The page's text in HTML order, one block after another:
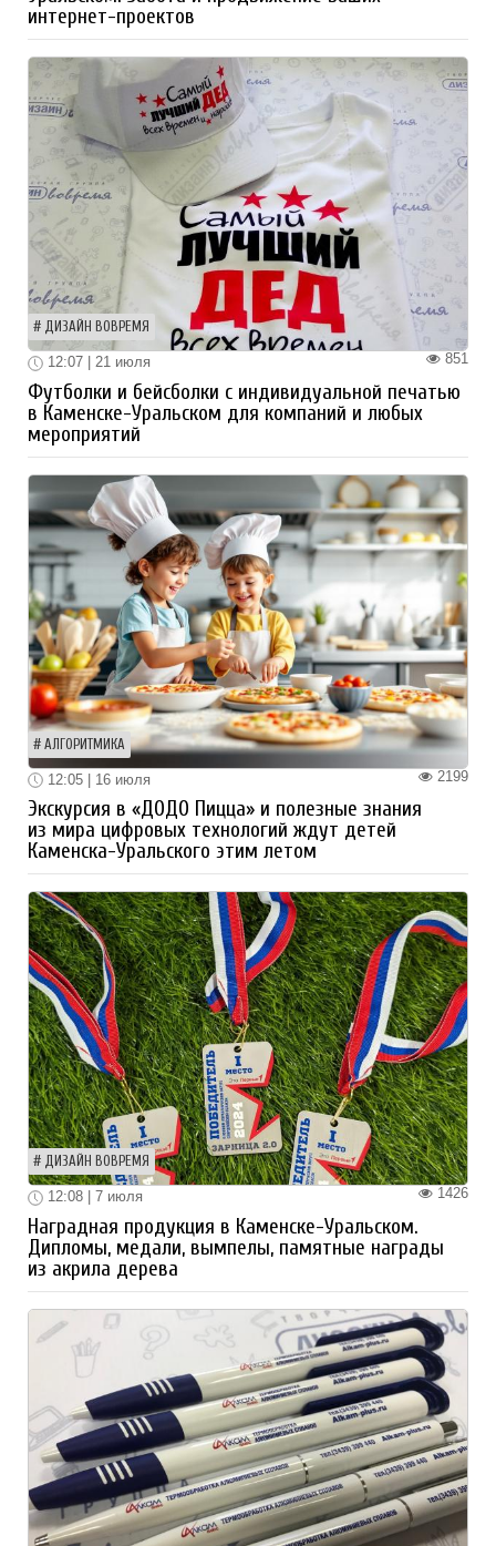
интернет-проектов
ДИЗАЙН ВОВРЕМЯ
851
12:07 | 21 июля
Футболки и бейсболки с индивидуальной печатью
в Каменске-Уральском для компаний и любых
мероприятий
АЛГОРИТМИКА
2199
12:05 | 16 июля
Экскурсия в «ДОДО Пицца» и полезные знания
из мира цифровых технологий ждут детей
Каменска-Уральского этим летом
ДИЗАЙН ВОВРЕМЯ
1426
12:08 | 7 июля
Наградная продукция в Каменске-Уральском.
Дипломы, медали, вымпелы, памятные награды
из акрила дерева